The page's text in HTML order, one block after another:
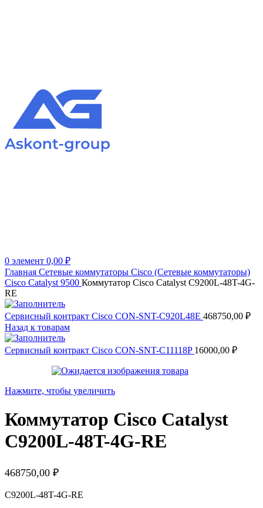
0 элемент 0,00 ₽
Главная Сетевые коммутаторы Cisco (Сетевые коммутаторы)
Cisco Catalyst 9500 Коммутатор Cisco Catalyst C9200L-48T-4G-
RE
Сервисный контракт Cisco CON-SNT-C920L48E 468750,00 ₽
Назад к товарам
Сервисный контракт Cisco CON-SNT-C11118P 16000,00 ₽
Нажмите, чтобы увеличить
Коммутатор Cisco Catalyst
C9200L-48T-4G-RE
468750,00 ₽
C9200L-48T-4G-RE